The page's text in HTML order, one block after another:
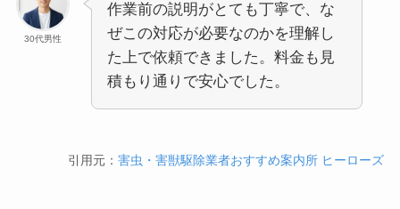
30代男性
作業前の説明がとても丁寧で、な
ぜこの対応が必要なのかを理解し
た上で依頼できました。料金も見
積もり通りで安心でした。
引用元：害虫・害獣駆除業者おすすめ案内所 ヒーローズ